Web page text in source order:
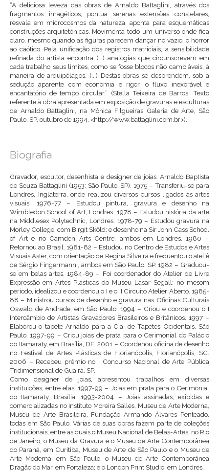
“A deliciosa leveza das obras de Arnaldo Battaglini, através dos
fragmentos imagéticos, pontua serenas extensões constelares,
resvala em microcosmos da natureza, aponta para esquemáticas
construções arquitetônicas. Movimenta todo um universo onde fica
claro, mesmo quando as figuras parecem dançar no vazio, o horror
ao caótico. Pela unificação dos registros matriciais, a sensibilidade
refinada do artista encontra (...) analogias que circunscrevem em
cada trabalho seus limites, como se fosse blocos não cambiáveis, à
maneira de arquipélagos. (...) Destas obras se desprendem, sob a
sedução aparente com economia e rigor, o fluxo inexorável e
encantatório de tempo circular.” (Stella Teixeira de Barros. Texto
referente à obra apresentada em exposição de gravuras e esculturas
de Arnaldo Battaglini, na Mônica Filgueiras Galeria de Arte, São
Paulo, SP, outubro de 1994. <http://www.battaglini.com.br>).
Biografia
Gravador, escultor, desenhista e designer de joias. Arnaldo Baptista
de Souza Battaglini (1953: São Paulo, SP). 1975 – Transferiu-se para
Londres, Inglaterra, onde realizou diversos cursos ligados às artes
visuais. 1976-77 – Estudou pintura, gravura e desenho na
Wimbledon School of Art, Londres. 1978 – Estudou história da arte
na Middlesex Polytechnic, Londres. 1978-79 – Estudou gravura na
Morley College, com Birgit Sköld; e desenho na Sir John Cass School
of Art e no Camden Arts Centre, ambos em Londres. 1980 –
Retornou ao Brasil. 1981-82 – Estudou no Centro de Estudos e Artes
Visuais Aster, com orientação de Regina Silveira e frequentou o ateliê
de Sérgio Fingermann , ambos em São Paulo, SP. 1982 – Graduou-
se em belas artes. 1984-89 – Foi coordenador do Atelier de Livre
Expressão em Artes Plásticas do Museu Lasar Segall; no mesom
período, idealizou e coordenou o I e o II Circuito Atelier Aberto. 1985-
88 – Ministrou cursos de desenho e gravura nas Oficinas Culturais
Oswald de Andrade, em São Paulo. 1994 – Criou e coordenou o I
Intercâmbio de Artistas Gravadores Brasileiros e Britânicos. 1997 –
Elaborou o tapete Arnaldo para a Cia. de Tapetes Ocidentais, São
Paulo. 1997-99 – Criou joias de prata para o Cerimonial do Palácio
do Itamaraty, em Brasília, DF. 2001 – Coordenou oficina de desenho
no Festival de Artes Plásticas de Florianópolis, Florianópolis, SC.
2006 – Recebeu prêmio no I Concurso Nacional de Arte Pública
Tridimensional de Guairá, SP.
Como designer de joias, apresentou trabalhos em diversas
instituições, entre elas: 1997-99 – Joias em prata para o Cerimonial
do Itamaraty, Brasília. 1993-2004 – Joias assinadas, exibidas e
comercializadas no Instituto Moreira Salles, Museu de Arte Moderna,
Museu de Arte Brasileira, Fundação Armando Álvares Penteado,
todas em São Paulo. Várias de suas obras fazem parte de coleções
institucionais, entre as quais o Museu Nacional de Belas-Artes, no Rio
de Janeiro, o Museu da Gravura e o Museu de Arte Contemporânea
do Paraná, em Curitiba, Museu de Arte de São Paulo e o Museu de
Arte Moderna, em São Paulo, o Museu de Arte Contemporânea
Dragão do Mar, em Fortaleza; e o London Print Studio, em Londres.